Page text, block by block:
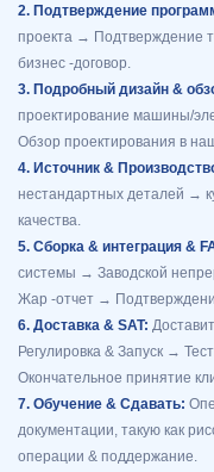
2. Подтверждение
проекта → Подтверждение
бизнес -договор.
3. Подробный дизайн &
проектирование машины/
Обзор проектирования в
4. Источник &
нестандартных деталей →
качества.
5. Сборка & интеграция &
системы → Заводской
Жар -отчет →
6. Доставка & SAT:
Регулировка & Запуск →
Окончательное принятие
7. Обучение & Сдавать:
документации, такую ​​как
операции & поддержание.